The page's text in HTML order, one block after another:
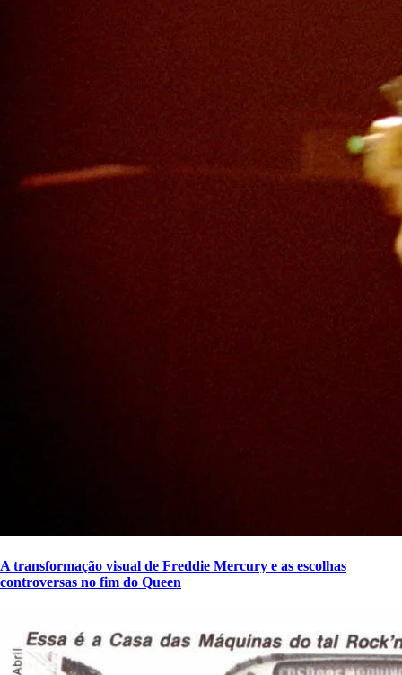
A transformação visual de Freddie Mercury e as escolhas
controversas no fim do Queen